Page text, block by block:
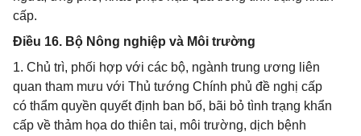
cấp.
Điều 16. Bộ Nông nghiệp và Môi trường
1. Chủ trì, phối hợp với các bộ, ngành trung ương liên
quan tham mưu với Thủ tướng Chính phủ đề nghị cấp
có thẩm quyền quyết định ban bố, bãi bỏ tình trạng khẩn
cấp về thảm họa do thiên tai, môi trường, dịch bệnh